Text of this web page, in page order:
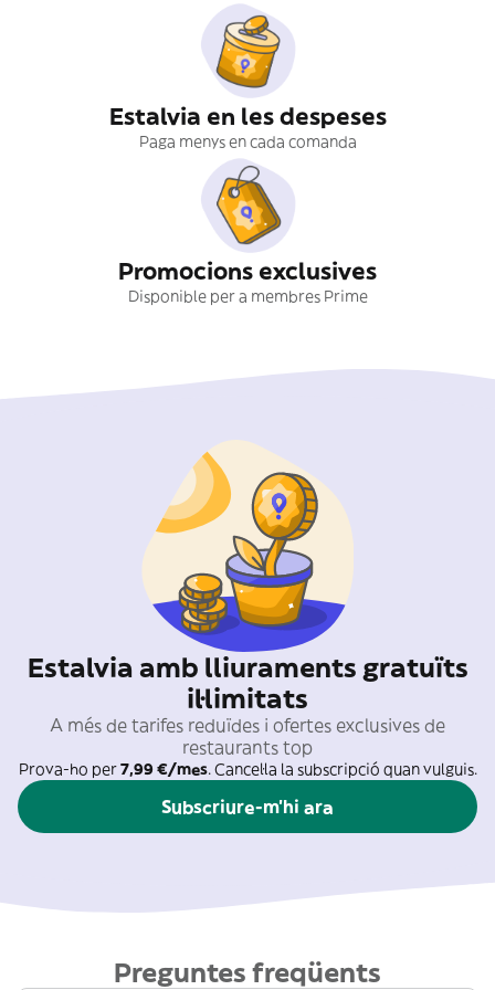
Estalvia en les despeses
Paga menys en cada comanda
Promocions exclusives
Disponible per a membres Prime
Estalvia amb lliuraments gratuïts
il·limitats
A més de tarifes reduïdes i ofertes exclusives de
restaurants top
Prova-ho per7,99 €/mes. Cancel·la la subscripció quan vulguis.
Subscriure-m'hi ara
Preguntes freqüents